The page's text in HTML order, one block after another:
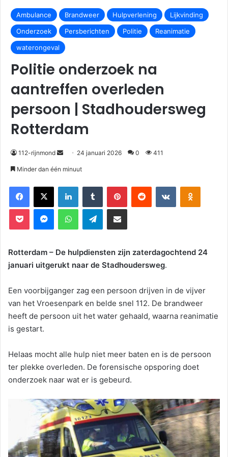
Ambulance Brandweer Hulpverlening
Lijkvinding
Onderzoek
Persberichten Politie
Reanimatie
waterongeval
Politie onderzoek na
aantreffen overleden
persoon | Stadhoudersweg
Rotterdam
112-rijnmond 24 januari 2026 0 411
Minder dan één minuut
Facebook
X LinkedInTumblr PinterestReddit VKontakteOdnoklassniki
Pocket MessengerWhatsAppTelegramDeel via E-mail
Rotterdam – De hulpdiensten zijn zaterdagochtend 24
januari uitgerukt naar de Stadhoudersweg.
Een voorbijganger zag een persoon drijven in de vijver
van het Vroesenpark en belde snel 112. De brandweer
heeft de persoon uit het water gehaald, waarna reanimatie
is gestart.
Helaas mocht alle hulp niet meer baten en is de persoon
ter plekke overleden. De forensische opsporing doet
onderzoek naar wat er is gebeurd.